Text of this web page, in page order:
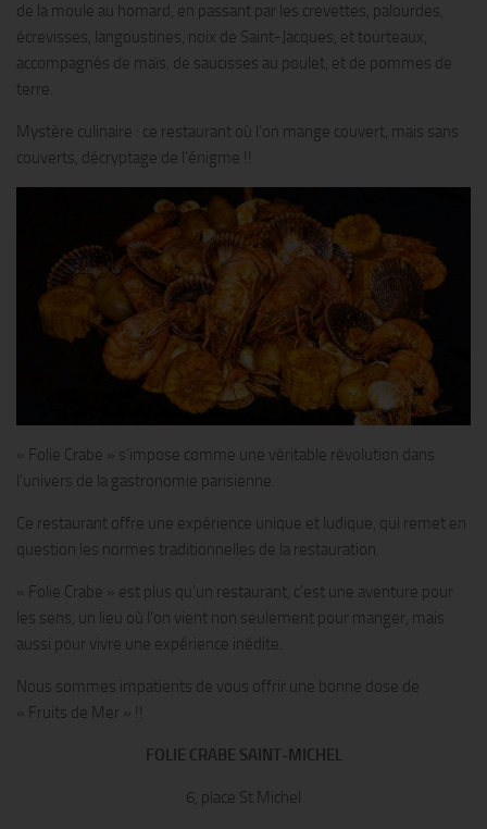
de la moule au homard, en passant par les crevettes, palourdes,
écrevisses, langoustines, noix de Saint-Jacques, et tourteaux,
accompagnés de maïs, de saucisses au poulet, et de pommes de
terre.
Mystère culinaire : ce restaurant où l’on mange couvert, mais sans
couverts, décryptage de l’énigme !!
« Folie Crabe » s’impose comme une véritable révolution dans
l’univers de la gastronomie parisienne.
Ce restaurant offre une expérience unique et ludique, qui remet en
question les normes traditionnelles de la restauration.
« Folie Crabe » est plus qu’un restaurant, c’est une aventure pour
les sens, un lieu où l’on vient non seulement pour manger, mais
aussi pour vivre une expérience inédite.
Nous sommes impatients de vous offrir une bonne dose de
« Fruits de Mer » !!
FOLIE CRABE SAINT-MICHEL
6, place St Michel